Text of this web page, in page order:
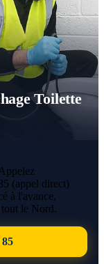
Toilette
(appel direct)
à l'avance,
le Nord.